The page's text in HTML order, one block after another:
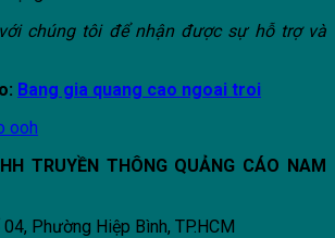
chúng tôi để nhận được sự hỗ trợ và
Bang gia quang cao ngoai troi
TRUYỀN THÔNG QUẢNG CÁO NAM
Phường Hiệp Bình, TP.HCM